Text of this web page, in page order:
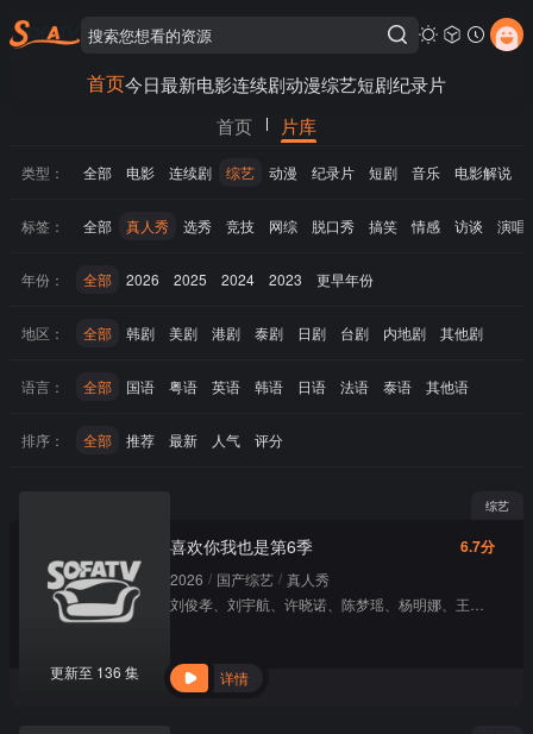
首页今日最新电影连续剧动漫综艺短剧纪录片
首页
片库
类型： 全部 电影 连续剧 综艺 动漫 纪录片 短剧 音乐 电影解说
标签： 全部 真人秀 选秀 竞技 网综 脱口秀 搞笑 情感 访谈 演唱
年份： 全部 2026 2025 2024 2023 更早年份
地区： 全部 韩剧 美剧 港剧 泰剧 日剧 台剧 内地剧 其他剧
语言： 全部 国语 粤语 英语 韩语 日语 法语 泰语 其他语
排序： 全部 推荐 最新 人气 评分
更新至 136 集
综艺
喜欢你我也是第6季 6.7分
2026 / 国产综艺 / 真人秀
刘俊孝 、刘宇航 、许晓诺 、陈梦瑶 、杨明娜 王建新
详情